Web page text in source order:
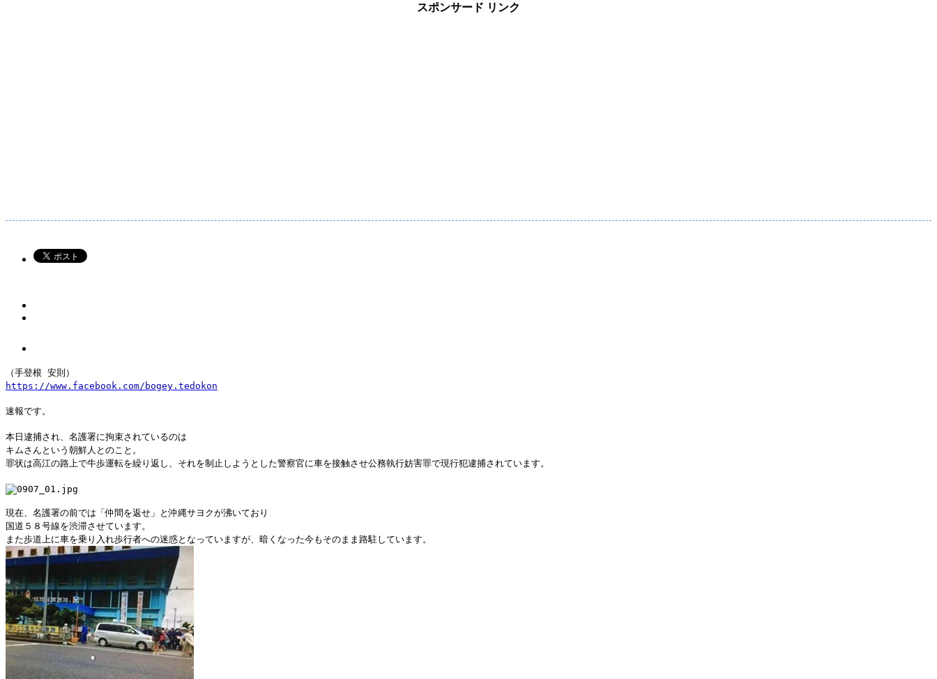
スポンサード リンク
（手登根 安則）
https://www.facebook.com/bogey.tedokon
速報です。
本日逮捕され、名護署に拘束されているのは
キムさんという朝鮮人とのこと。
罪状は高江の路上で牛歩運転を繰り返し、それを制止しようとした警察官に車を接触させ公務執行妨害罪で現行犯逮捕されています。
現在、名護署の前では「仲間を返せ」と沖縄サヨクが沸いており
国道５８号線を渋滞させています。
また歩道上に車を乗り入れ歩行者への迷惑となっていますが、暗くなった今もそのまま路駐しています。